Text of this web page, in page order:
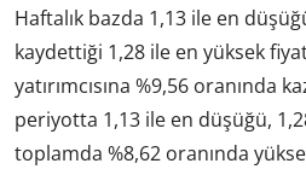
Haftalık bazda 1,13 ile en
kaydettiği 1,28 ile en yüksek
yatırımcısına %9,56 oranında
periyotta 1,13 ile en düşüğü,
toplamda %8,62 oranında